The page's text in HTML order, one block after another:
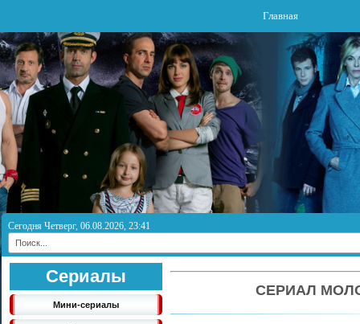
Главная
Сегодня Четверг, 06.08.2026, 23:41
Сериалы
Мини-сериалы
СЕРИАЛ